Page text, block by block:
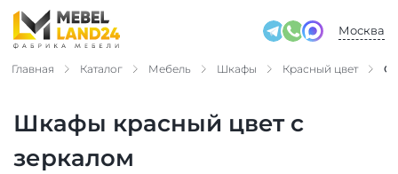
Москва
Главная Каталог Мебель Шкафы Красный цвет С
Шкафы красный цвет с
зеркалом